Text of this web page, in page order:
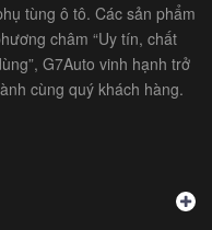
tùng ô tô. Các sản phẩm
châm “Uy tín, chất
G7Auto vinh hạnh trở
cùng quý khách hàng.